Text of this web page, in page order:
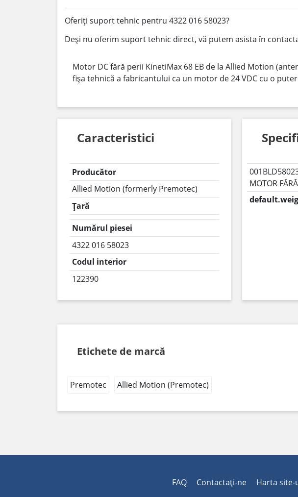
Oferiți suport tehnic pentru 4322 016 58023?
Deși nu oferim suport tehnic direct, vă putem asista în
Motor DC fără perii KinetiMax 68 EB de la Allied Motion
fișa tehnică a fabricantului ca un motor de 24 VDC cu o
Caracteristici
Producător
Allied Motion (formerly Premotec)
Țară
Numărul piesei
4322 016 58023
Codul interior
122390
MOTOR
Etichete de marcă
Premotec Allied Motion (Premotec)
FAQ Contactaţi-ne Harta site-